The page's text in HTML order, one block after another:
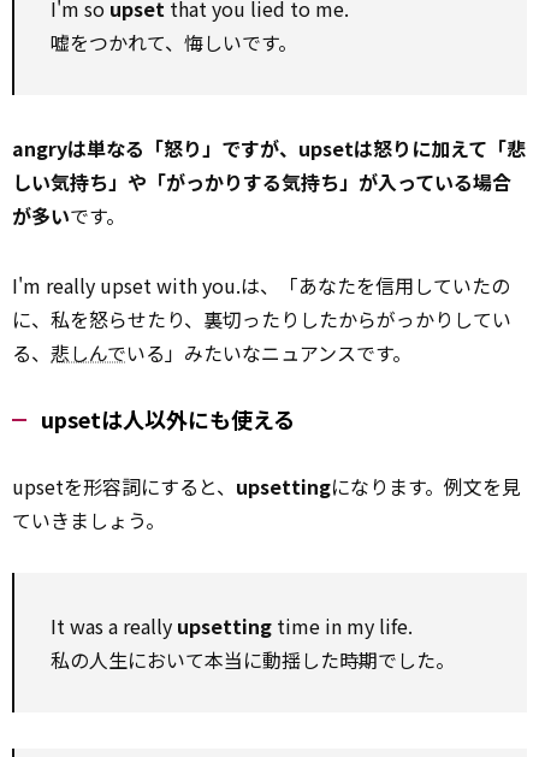
I'm so upset that you lied to me.
嘘をつかれて、悔しいです。
angryは単なる「怒り」ですが、upsetは怒りに加えて「悲
しい気持ち」や「がっかりする気持ち」が入っている場合
が多いです。
I'm really upset with you.は、「あなたを信用していたの
に、私を怒らせたり、裏切ったりしたからがっかりしてい
る、 悲しんでいる」みたいなニュアンスです。
upsetは人以外にも使える
upsetを形容詞にすると、 upsettingになります。例文を見
ていきましょう。
It was a really upsetting time in my life.
私の人生において本当に動揺した時期でした。